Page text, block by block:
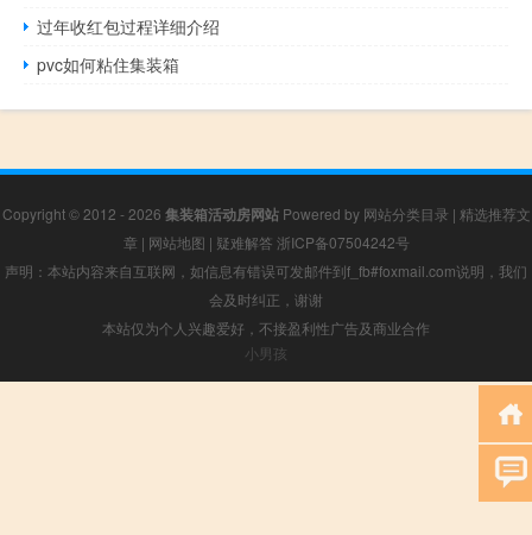
过年收红包过程详细介绍
pvc如何粘住集装箱
Copyright © 2012 - 2026 集装箱活动房网站Powered by 网站分类目录 | 精选推荐文
章 | 网站地图 | 疑难解答 浙ICP备07504242号
声明：本站内容来自互联网，如信息有错误可发邮件到f_fb#foxmail.com说明，我们
会及时纠正，谢谢
本站仅为个人兴趣爱好，不接盈利性广告及商业合作
小男孩